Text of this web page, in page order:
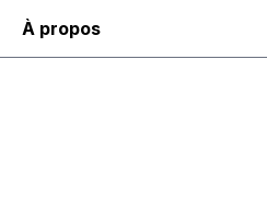
À propos